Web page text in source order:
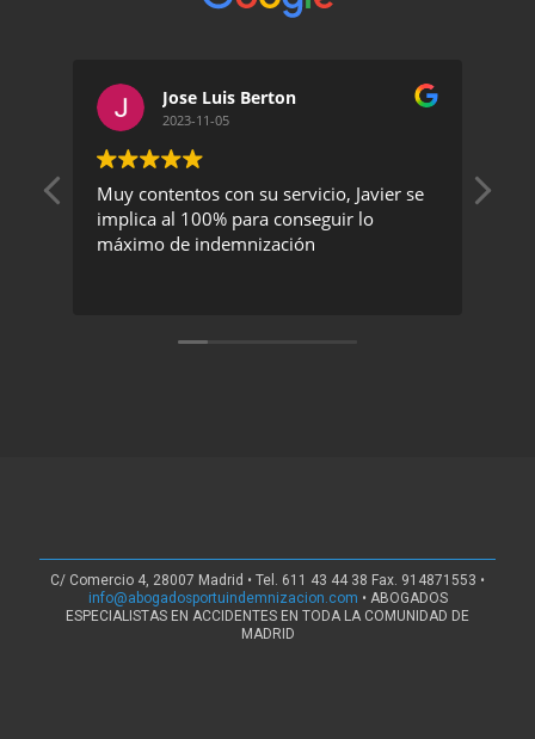
Jose Luis Berton
2023-11-05
Muy contentos con su servicio, Javier se
implica al 100% para conseguir lo
máximo de indemnización
C/ Comercio 4, 28007 Madrid • Tel. 611 43 44 38 Fax. 914871553 •
info@abogadosportuindemnizacion.com • ABOGADOS
ESPECIALISTAS EN ACCIDENTES EN TODA LA COMUNIDAD DE
MADRID